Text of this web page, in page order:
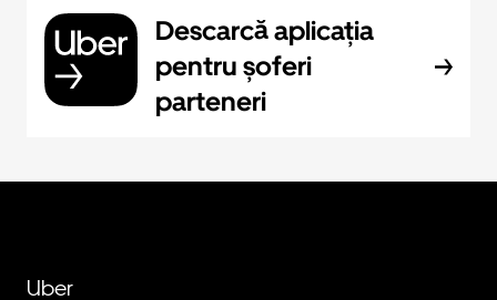
Descarcă aplicația
pentru șoferi
parteneri
Uber